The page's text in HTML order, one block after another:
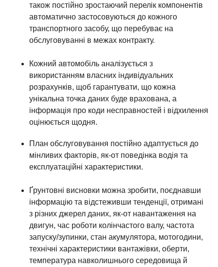
також постійно зростаючий перелік компонентів
автоматично застосовуються до кожного
транспортного засобу, що перебуває на
обслуговуванні в межах контракту.
Кожний автомобіль аналізується з
використанням власних індивідуальних
розрахунків, щоб гарантувати, що кожна
унікальна точка даних буде врахована, а
інформація про коди несправностей і відхилення
оцінюється щодня.
План обслуговування постійно адаптується до
мінливих факторів, як-от поведінка водія та
експлуатаційні характеристики.
Ґрунтовні висновки можна зробити, поєднавши
інформацію та відстеживши тенденції, отримані
з різних джерел даних, як-от навантаження на
двигун, час роботи колінчастого валу, частота
запуску/зупинки, стан акумулятора, мотогодини,
технічні характеристики вантажівки, оберти,
температура навколишнього середовища й